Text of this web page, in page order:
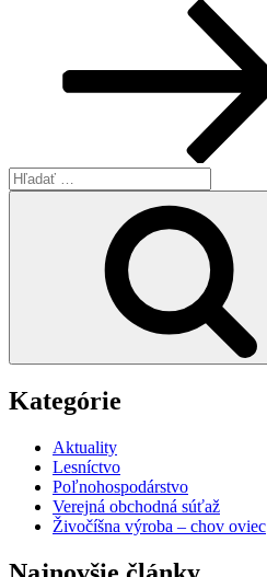
Hľadať:
Kategórie
Aktuality
Lesníctvo
Poľnohospodárstvo
Verejná obchodná súťaž
Živočíšna výroba – chov oviec